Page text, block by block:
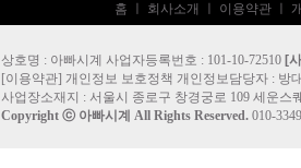
홈 회사소개 이용약관
상호명 : 아빠시계 사업자등록번호 : 101-10-72510 [
[이용약관] 개인정보 보호정책 개인정보담당자 : 방
사업장소재지 : 서울시 종로구 창경궁로 109 세운스
Copyright ⓒ 아빠시계 All Rights Reserved. 010-